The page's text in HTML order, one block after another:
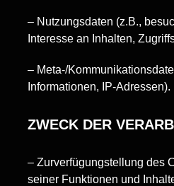
– Nutzungsdaten (z.B.,
Interesse an Inhalten,
– Meta-/
Informationen, IP-Adressen).
ZWECK DER
– Zurverfügungstellung des
seiner Funktionen und